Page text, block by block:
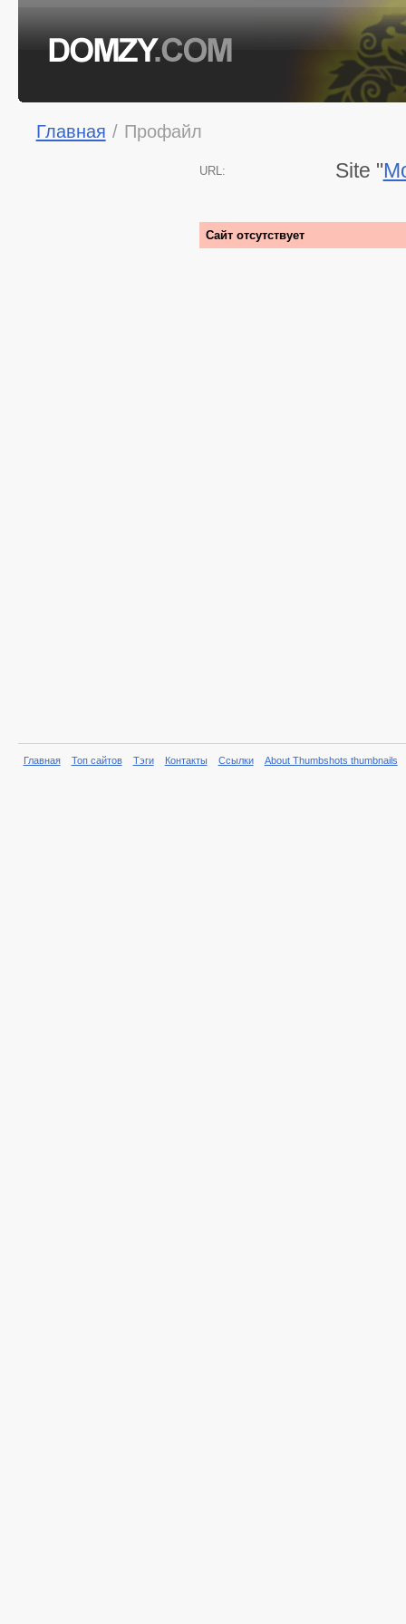
Главная / Профайл
URL: Site "
Сайт отсутствует
Главная Топ сайтов Тэги Контакты Ссылки About Thumbshots thumbnails